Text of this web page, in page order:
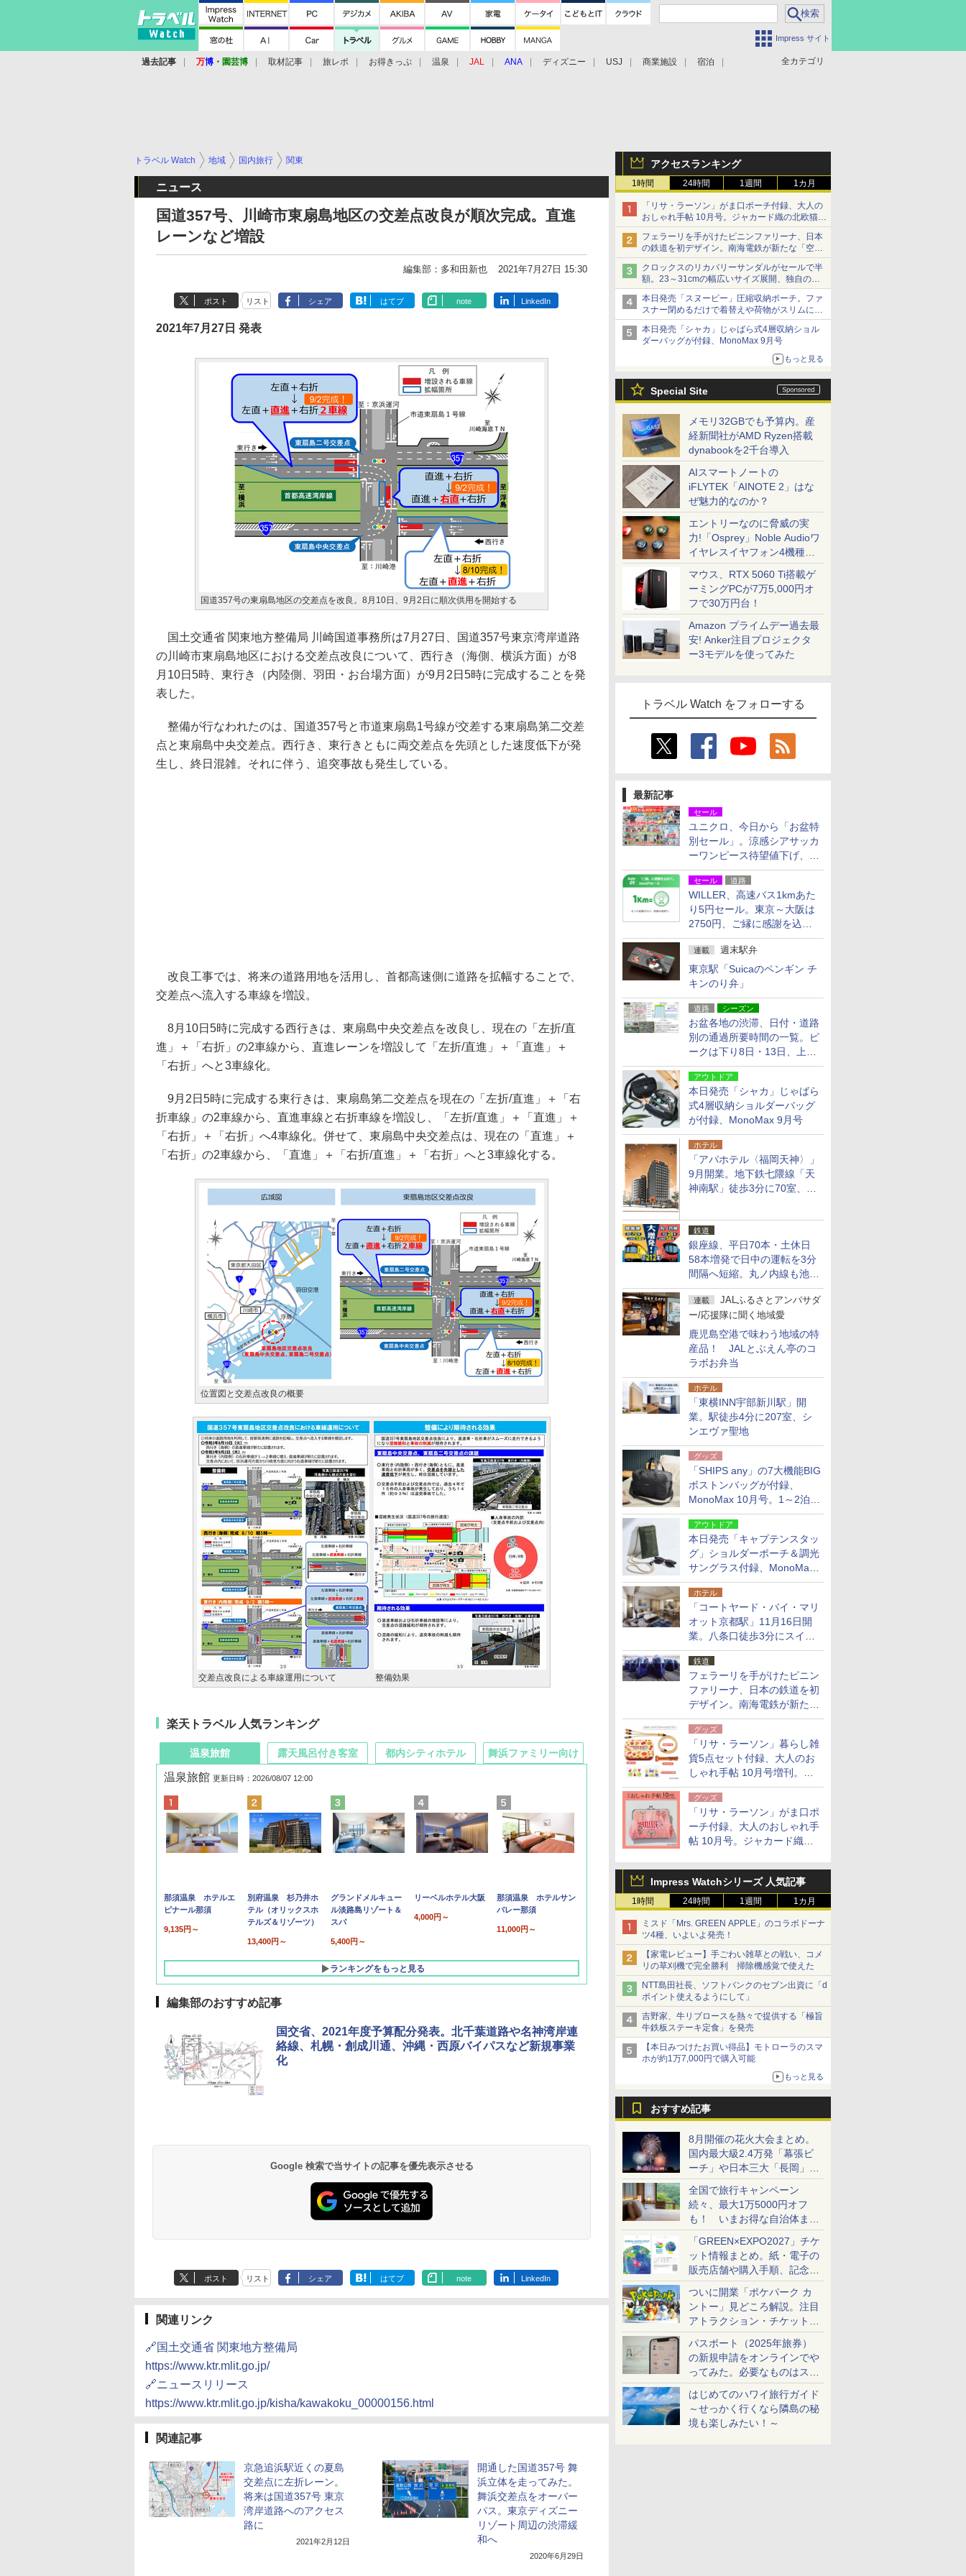
Impress サイト
全カテゴリ
過去記事 万博 ・ 園芸博 取材記事 旅レポ お得きっぷ 温泉 JAL ANA ディズニー USJ 商業施設 宿泊
アクセスランキング
1時間 24時間 1週間 1カ月
「リサ・ラーソン」がま口ポーチ付録、大人の
おしゃれ手帖 10月号。ジャカード織の北欧猫デ
ザイン
フェラーリを手がけたピニンファリーナ、日本
の鉄道を初デザイン。南海電鉄が新たな「空港
特急」をなにわ筋線へ導入
クロックスのリカバリーサンダルがセールで半
額。23～31cmの幅広いサイズ展開、独自のク
ッション素材を採用
本日発売「スヌーピー」圧縮収納ポーチ。ファ
スナー閉めるだけで着替えや荷物がスリムにま
とまる
本日発売「シャカ」じゃばら式4層収納ショル
ダーバッグが付録、MonoMax 9月号
もっと見る
Special Site
メモリ32GBでも予算内。産
経新聞社がAMD Ryzen搭載
dynabookを2千台導入
AIスマートノートの
iFLYTEK「AINOTE 2」はな
ぜ魅力的なのか？
エントリーなのに脅威の実
力!「Osprey」Noble Audioワ
イヤレスイヤフォン4機種を
一気に聴く
マウス、RTX 5060 Ti搭載ゲ
ーミングPCが7万5,000円オ
フで30万円台！
Amazon プライムデー過去最
安! Anker注目プロジェクタ
ー3モデルを使ってみた
トラベル Watch をフォローする
最新記事
セール
ユニクロ、今日から「お盆特
別セール」。涼感シアサッカ
ーワンピース待望値下げ、撥
水ギアショーツは1990円に
セール 道路
WILLER、高速バス1kmあた
り5円セール。東京～大阪は
2750円、ご縁に感謝を込め
た20周年記念キャンペーン
連載 週末駅弁
東京駅「Suicaのペンギン チ
キンのり弁」
道路 シーズン
お盆各地の渋滞、日付・道路
別の通過所要時間の一覧。ピ
ークは下り8日・13日、上り
14日・15日
アウトドア
本日発売「シャカ」じゃばら
式4層収納ショルダーバッグ
が付録、MonoMax 9月号
ホテル
「アパホテル〈福岡天神〉」
9月開業。地下鉄七隈線「天
神南駅」徒歩3分に70室、エ
鉄道
銀座線、平日70本・土休日
58本増発で日中の運転を3分
間隔へ短縮。丸ノ内線も池袋
～中野坂上を4分間隔に
連載
JALふるさとアンバサダ
ー/応援隊に聞く地域愛
鹿児島空港で味わう地域の特
産品！ JALとぶえん亭のコ
ラボお弁当
ホテル
「東横INN宇部新川駅」開
業。駅徒歩4分に207室、シ
ンエヴァ聖地
グッズ
「SHIPS any」の7大機能BIG
ボストンバッグが付録、
MonoMax 10月号。1～2泊の
荷物、キャリーオンも可能
アウトドア
本日発売「キャプテンスタッ
グ」ショルダーポーチ＆調光
サングラス付録、MonoMax
9月号増刊
ホテル
「コートヤード・バイ・マリ
オット京都駅」11月16日開
業。八条口徒歩3分にスイー
ト含む全270室、ダイニング
も併設
鉄道
フェラーリを手がけたピニン
ファリーナ、日本の鉄道を初
デザイン。南海電鉄が新たな
「空港特急」をなにわ筋線へ
導入
グッズ
「リサ・ラーソン」暮らし雑
貨5点セット付録、大人のお
しゃれ手帖 10月号増刊。
USBケーブルや缶ケースなど
グッズ
「リサ・ラーソン」がま口ポ
ーチ付録、大人のおしゃれ手
帖 10月号。ジャカード織の
Impress Watchシリーズ 人気記事
1時間 24時間 1週間 1カ月
ミスド「Mrs. GREEN APPLE」のコラボドーナ
ツ4種、いよいよ発売！
【家電レビュー】手ごわい雑草との戦い、コメ
リの草刈機で完全勝利 掃除機感覚で使えた
NTT島田社長、ソフトバンクのセブン出資に「d
ポイント使えるようにして」
吉野家、牛リブロースを熱々で提供する「極旨
牛鉄板ステーキ定食」を発売
【本日みつけたお買い得品】モトローラのスマ
ホが約1万7,000円で購入可能
もっと見る
おすすめ記事
8月開催の花火大会まとめ。
国内最大級2.4万発「幕張ビ
ーチ」や日本三大「長岡」な
ど大型イベント目白押し！
全国で旅行キャンペーン
続々、最大1万5000円オフ
も！ いまお得な自治体まと
め
「GREEN×EXPO2027」チケ
ット情報まとめ。紙・電子の
販売店舗や購入手順、記念チ
ケットも解説
ついに開業「ポケパーク カ
ントー」見どころ解説。注目
アトラクション・チケット手
配・来場前に必要な準備は？
パスポート（2025年旅券）
の新規申請をオンラインでや
ってみた。必要なものはスマ
ホとマイナカードのみ
はじめてのハワイ旅行ガイド
～せっかく行くなら隣島の秘
境も楽しみたい！～
トラベル Watch 地域 国内旅行 関東
ニュース
国道357号、川崎市東扇島地区の交差点改良が順次完成。直進
レーンなど増設
編集部：多和田新也 2021年7月27日 15:30
ポスト リスト シェア はてブ note LinkedIn
2021年7月27日 発表
国道357号の東扇島地区の交差点を改良。8月10日、9月2日に順次供用を開始する
国土交通省 関東地方整備局 川崎国道事務所は7月27日、国道357号東京湾岸道路
の川崎市東扇島地区における交差点改良について、西行き（海側、横浜方面）が8
月10日5時、東行き（内陸側、羽田・お台場方面）が9月2日5時に完成することを発
表した。
整備が行なわれたのは、国道357号と市道東扇島1号線が交差する東扇島第二交差
点と東扇島中央交差点。西行き、東行きともに両交差点を先頭とした速度低下が発
生し、終日混雑。それに伴う、追突事故も発生している。
改良工事では、将来の道路用地を活用し、首都高速側に道路を拡幅することで、
交差点へ流入する車線を増設。
8月10日5時に完成する西行きは、東扇島中央交差点を改良し、現在の「左折/直
進」＋「右折」の2車線から、直進レーンを増設して「左折/直進」＋「直進」＋
「右折」へと3車線化。
9月2日5時に完成する東行きは、東扇島第二交差点を現在の「左折/直進」＋「右
折車線」の2車線から、直進車線と右折車線を増設し、「左折/直進」＋「直進」＋
「右折」＋「右折」へ4車線化。併せて、東扇島中央交差点は、現在の「直進」＋
「右折」の2車線から、「直進」＋「右折/直進」＋「右折」へと3車線化する。
位置図と交差点改良の概要
交差点改良による車線運用について 整備効果
楽天トラベル 人気ランキング
温泉旅館
温泉旅館 更新日時：2026/08/07 12:00
那須温泉 ホテルエ
ピナール那須
9,135円～
別府温泉 杉乃井ホ
テル（オリックスホ
テルズ＆リゾーツ）
13,400円～
グランドメルキュー
ル淡路島リゾート＆
スパ
5,400円～
リーベルホテル大阪
4,000円～
那須温泉 ホテルサン
バレー那須
11,000円～
ランキングをもっと見る
露天風呂付き客室
10,450円～
19,541円～
都内シティホテル 舞浜ファミリー向け
7,950円～
5,758円～
編集部のおすすめ記事
国交省、2021年度予算配分発表。北千葉道路や名神湾岸連
絡線、札幌・創成川通、沖縄・西原バイパスなど新規事業
化
Google 検索で当サイトの記事を優先表示させる
ポスト リスト シェア はてブ note LinkedIn
関連リンク
🔗国土交通省 関東地方整備局
https://www.ktr.mlit.go.jp/
🔗ニュースリリース
https://www.ktr.mlit.go.jp/kisha/kawakoku_00000156.html
関連記事
京急追浜駅近くの夏島
交差点に左折レーン。
将来は国道357号 東京
湾岸道路へのアクセス
路に
2021年2月12日
開通した国道357号 舞
浜立体を走ってみた。
舞浜交差点をオーバー
パス。東京ディズニー
リゾート周辺の渋滞緩
和へ
2020年6月29日